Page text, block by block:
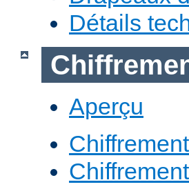
Détails
Aperçu